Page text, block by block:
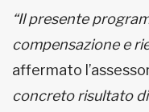
“Il presente
compensazione e
affermato
concreto risultato